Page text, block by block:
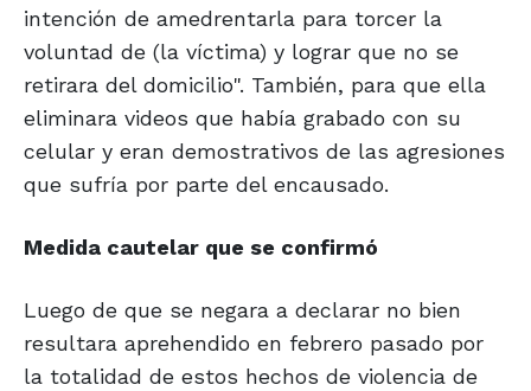
intención de amedrentarla para torcer la
voluntad de (la víctima) y lograr que no se
retirara del domicilio". También, para que ella
eliminara videos que había grabado con su
celular y eran demostrativos de las agresiones
que sufría por parte del encausado.
Medida cautelar que se confirmó
Luego de que se negara a declarar no bien
resultara aprehendido en febrero pasado por
la totalidad de estos hechos de violencia de